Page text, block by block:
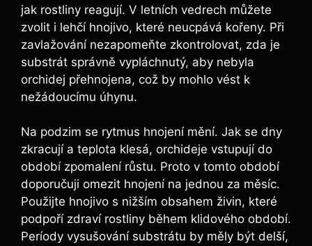
jak rostliny reagují. V letních vedrech ⁢můžete
zvolit i lehčí⁤ hnojivo, které neucpává kořeny. Při
zavlažování nezapomeňte zkontrolovat, zda je
⁢substrát⁤ správně vypláchnutý, aby nebyla
orchidej přehnojena, což by⁤ mohlo vést ⁣k
nežádoucímu úhynu.
Na podzim se ‍rytmus hnojení mění. Jak se⁢ dny
zkracují a teplota klesá, orchideje ⁤vstupují ⁤do
období zpomalení růstu. Proto ‌v tomto období
doporučuji omezit ​hnojení na jednou za měsíc.
Použijte hnojivo s nižším obsahem živin, které
⁤podpoří zdraví rostliny během klidového období.
Períody vysušování ⁢substrátu by měly‌ být delší,